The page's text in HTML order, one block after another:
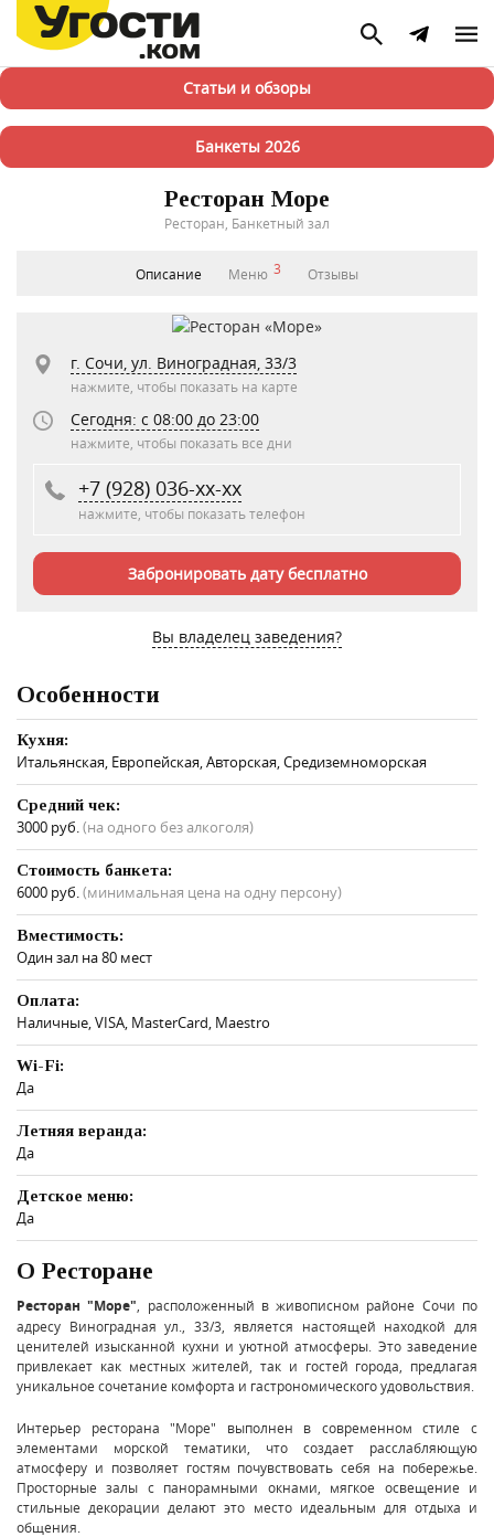
Статьи и обзоры
Банкеты 2026
Ресторан Море
Ресторан, Банкетный зал
Описание Меню 3 Отзывы
г. Сочи, ул. Виноградная, 33/3
нажмите, чтобы показать на карте
Сегодня: c 08:00 до 23:00
нажмите, чтобы показать все дни
+7 (928) 036-xx-xx
нажмите, чтобы показать телефон
Забронировать дату бесплатно
Вы владелец заведения?
Особенности
Кухня:
Итальянская, Европейская, Авторская, Средиземноморская
Средний чек:
3000 руб.(на одного без алкоголя)
Стоимость банкета:
6000 руб.(минимальная цена на одну персону)
Вместимость:
Один зал на 80 мест
Оплата:
Наличные, VISA, MasterCard, Maestro
Wi-Fi:
Да
Летняя веранда:
Да
Детское меню:
Да
О Ресторане
Ресторан "Море" , расположенный в живописном районе Сочи по
адресу Виноградная ул., 33/3, является настоящей находкой для
ценителей изысканной кухни и уютной атмосферы. Это заведение
привлекает как местных жителей, так и гостей города, предлагая
уникальное сочетание комфорта и гастрономического удовольствия.
Интерьер ресторана "Море" выполнен в современном стиле с
элементами морской тематики, что создает расслабляющую
атмосферу и позволяет гостям почувствовать себя на побережье.
Просторные залы с панорамными окнами, мягкое освещение и
стильные декорации делают это место идеальным для отдыха и
общения.